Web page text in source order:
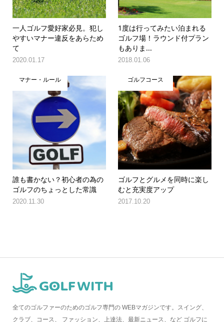
一人ゴルフ愛好家必見。犯し
やすいマナー違反をあらため
て
2020.01.17
1度は行ってみたい泊まれる
ゴルフ場！ラウンド付プラン
もありま...
2018.01.06
マナー・ルール
誰も書かない？初心者の為の
ゴルフのちょっとした常識
2020.11.30
ゴルフコース
ゴルフとグルメを同時に楽し
むと充実度アップ
2017.10.20
全てのゴルファーのためのゴルフ専門の WEBマガジンです。スイング、
クラブ、コース、 ファッション、上達法、最新ニュース、など ゴルフに